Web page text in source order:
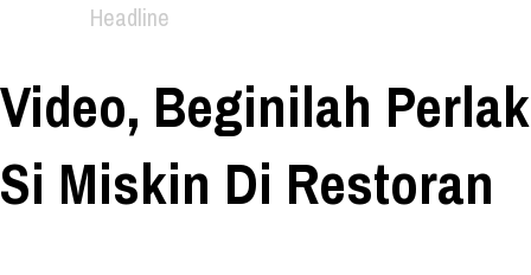
Headline
Video, Beginilah
Si Miskin Di Restoran